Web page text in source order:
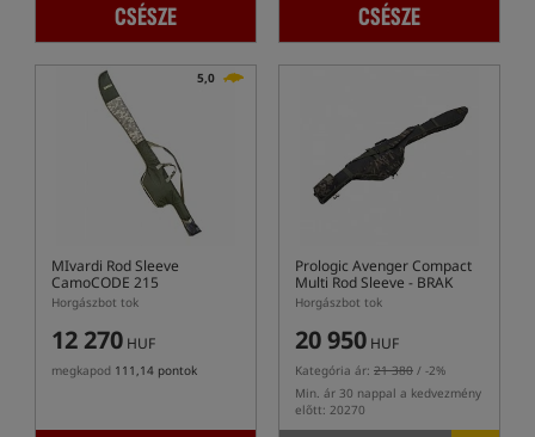
CSÉSZE CSÉSZE
5,0
MIvardi Rod Sleeve
CamoCODE 215
Horgászbot tok
12 270 HUF
megkapod 111,14 pontok
Prologic Avenger Compact
Multi Rod Sleeve - BRAK
OPAKOWANIA
Horgászbot tok
20 950 HUF
Kategória ár: 21 380 / -2%
Min. ár 30 nappal a kedvezmény
előtt: 20270